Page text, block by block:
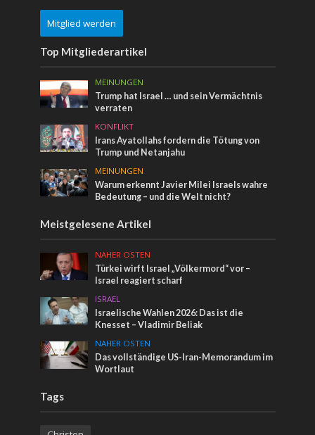
Mitglied werden
Top Mitgliederartikel
MEINUNGEN
Trump hat Israel … und sein Vermächtnis
verraten
KONFLIKT
Irans Ayatollahs fordern die Tötung von
Trump und Netanjahu
MEINUNGEN
Warum erkennt Javier Milei Israels wahre
Bedeutung – und die Welt nicht?
Meistgelesene Artikel
NAHER OSTEN
Türkei wirft Israel „Völkermord“ vor –
Israel reagiert scharf
ISRAEL
Israelische Wahlen 2026: Das ist die
Knesset – Vladimir Beliak
NAHER OSTEN
Das vollständige US-Iran-Memorandum im
Wortlaut
Tags